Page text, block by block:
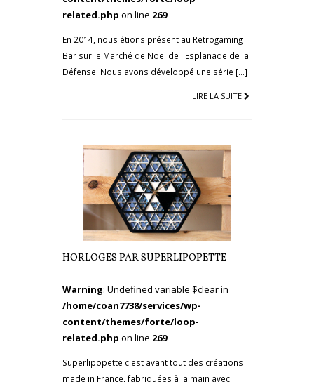
related.php on line 269
En 2014, nous étions présent au Retrogaming
Bar sur le Marché de Noël de l'Esplanade de la
Défense. Nous avons développé une série […]
LIRE LA SUITE
HORLOGES PAR SUPERLIPOPETTE
Warning: Undefined variable $clear in
/home/coan7738/services/wp-
content/themes/forte/loop-
related.php on line 269
Superlipopette c'est avant tout des créations
made in France, fabriquées à la main avec